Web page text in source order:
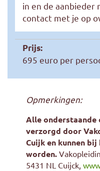
in en de aanbieder
contact met je op
Prijs:
695 euro per
Opmerkingen:
Alle onderstaande
verzorgd door
Cuijk en kunnen
worden.
5431 NL Cuijck,